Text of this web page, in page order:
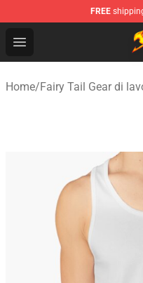
FREE
Open menu
Fairy Tail Store -
Home/Fairy Tail Gear di